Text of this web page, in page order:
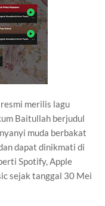
merilis lagu
Baitullah berjudul
muda berbakat
dapat dinikmati di
Spotify, Apple
sejak tanggal 30 Mei